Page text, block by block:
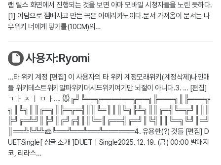
램 릴스 화면에서 진행되는 것을 보면 아마 모바일 시청자들을 노린 듯하다.
[1] 여담으로 젬베사고 만든 곡은 아메리카노이다.문서 가져옴이 문서는 나
무위키 너에게 닿기를(10CM)의…
사용자:Ryomi
…타 위키 계정 [편집] 이 사용자의 타 위키 계정모래위키(계정삭제)나인애
플 위키테스트위키알파위키더시드위키여기만 뇌절이 아니다.3. ... [편집]
ㄱ ㅏ ㅈ ㅣ ㅁ ㅏ.... 🐭╔╝╚══╦══════╦══╗╠═══╗║╠═══╦
╗║╚╗║║╔═╗║╠═╦═╣║║╚═║║║╚╗╠╩╗║║╔═╣╚═╦╝║║║
╠╝╔═╩╝║╠╝║╔╝╔╣║║╚═║╔══╣╔═╝║╚╣║║╚═╗╚╝║═╝
║══╩╚╩╩🧀╚══╩══╩══╩══════4. 유용한(?) 것들 [편집] D
UETSingle[ 싱글 소개 ]DUET｜Single2025. 12. 19. (금) 00:00 발매지
코, 리라스…